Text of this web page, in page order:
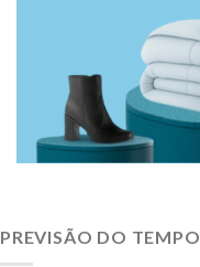
PREVISÃO DO TEMPO